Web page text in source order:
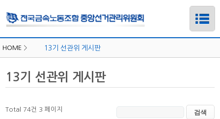
HOME > 13기 선관위 게시판
13기 선관위 게시판
Total 74건 3 페이지